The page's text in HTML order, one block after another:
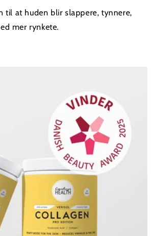
til at huden blir slappere, tynnere,
mer rynkete.